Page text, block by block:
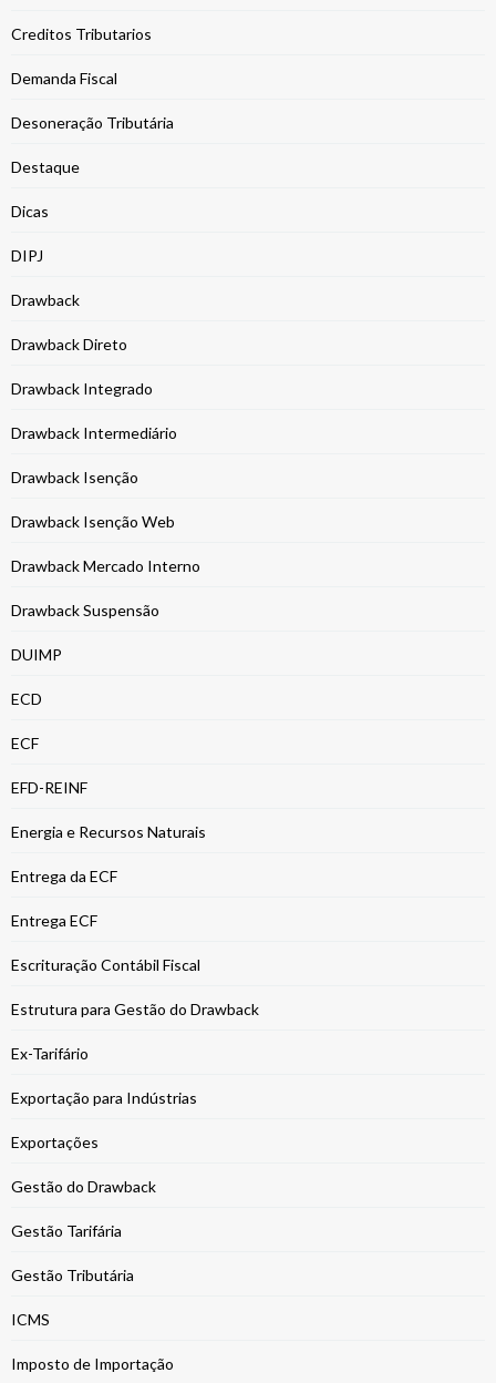
Creditos Tributarios
Demanda Fiscal
Desoneração Tributária
Destaque
Dicas
DIPJ
Drawback
Drawback Direto
Drawback Integrado
Drawback Intermediário
Drawback Isenção
Drawback Isenção Web
Drawback Mercado Interno
Drawback Suspensão
DUIMP
ECD
ECF
EFD-REINF
Energia e Recursos Naturais
Entrega da ECF
Entrega ECF
Escrituração Contábil Fiscal
Estrutura para Gestão do Drawback
Ex-Tarifário
Exportação para Indústrias
Exportações
Gestão do Drawback
Gestão Tarifária
Gestão Tributária
ICMS
Imposto de Importação